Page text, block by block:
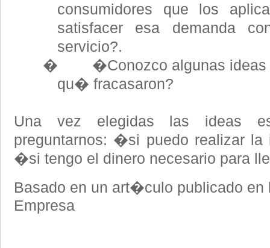
consumidores que los
satisfacer esa demanda
servicio?.
� �Conozco algunas ideas
qu� fracasaron?
Una vez elegidas las ideas
preguntarnos: �si puedo realizar
�si tengo el dinero necesario para
Basado en un art�culo publicado
Empresa